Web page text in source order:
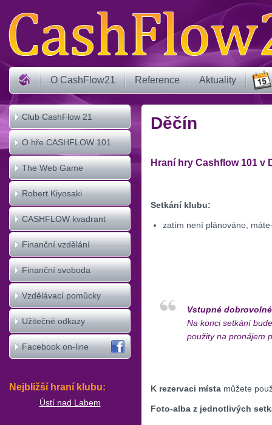
O CashFlow21 Reference Aktuality
Děčín
Hraní hry Cashflow 101 v
Setkání klubu:
zatím není plánováno,
Vstupné dobrovolné
Na konci setkání
použity na pronájem
K rezervaci místa můžete
Foto-alba z jednotlivých
Club CashFlow 21
O hře CASHFLOW 101
The Web Game
CASHFLOW
Robert Kiyosaki
CASHFLOW kvadrant
Finanční vzdělání
Finanční svoboda
Vzdělávací pomůcky
Užitečné odkazy
Facebook on-line
Nejbližší hraní klubu:
Ústí nad Labem